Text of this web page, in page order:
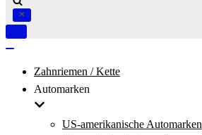
Navigation
Zahnriemen / Kette
Automarken
US-amerikanische Automarken